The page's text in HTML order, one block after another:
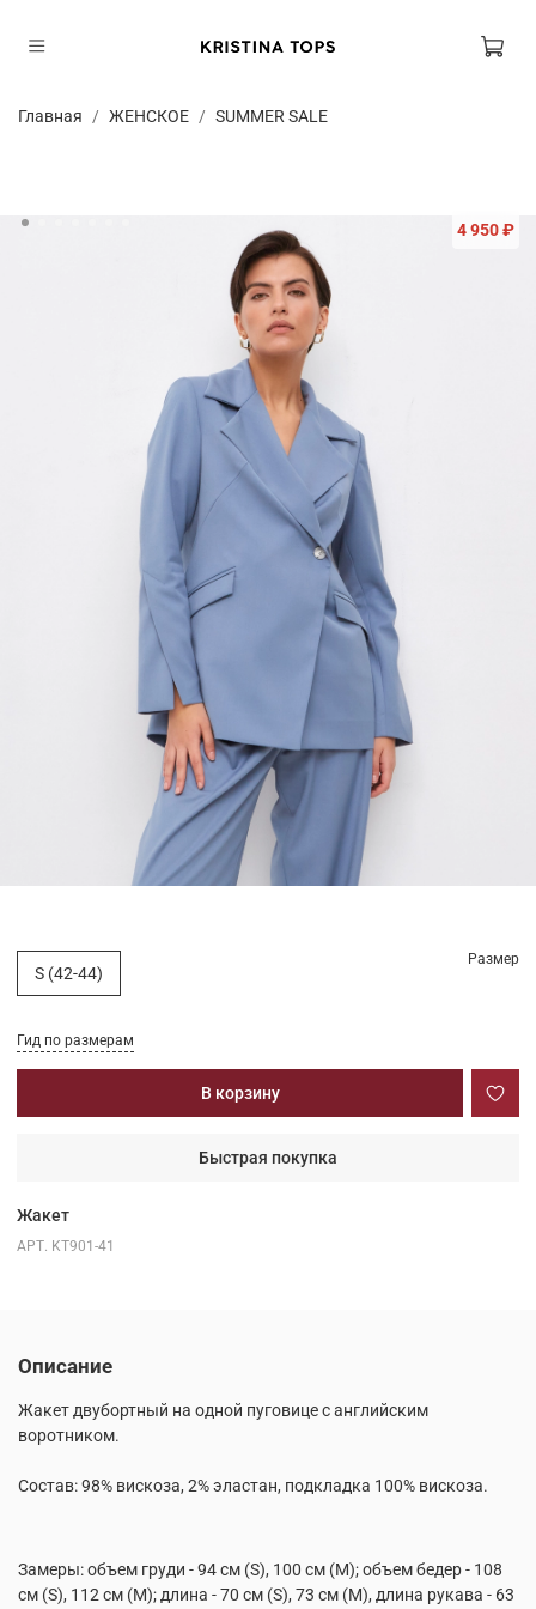
Главная ЖЕНСКОЕ SUMMER SALE
Жакет
4 950 ₽
АРТ. KT901-41
Гид по размерам
В корзину
Быстрая покупка
Размер
S (42-44)
Описание
Жакет двубортный на одной пуговице с английским
воротником.
Состав: 98% вискоза, 2% эластан, подкладка 100% вискоза.
Замеры: объем груди - 94 см (S), 100 см (М); объем бедер - 108
см (S), 112 см (М); длина - 70 см (S), 73 см (М), длина рукава - 63